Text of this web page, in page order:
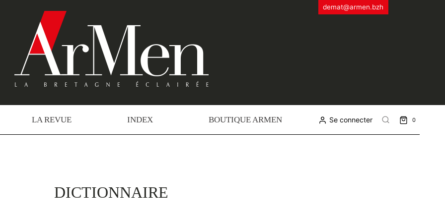
demat@armen.bzh
LA REVUE INDEX BOUTIQUE ARMEN Se connecter 0
DICTIONNAIRE